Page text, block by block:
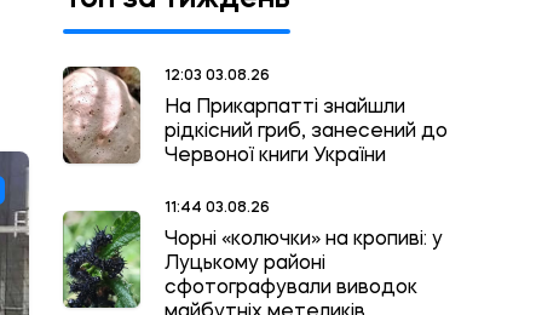
12:03 03.08.26
На Прикарпатті знайшли
рідкісний гриб, занесений до
Червоної книги України
11:44 03.08.26
Чорні «колючки» на кропиві: у
Луцькому районі
сфотографували виводок